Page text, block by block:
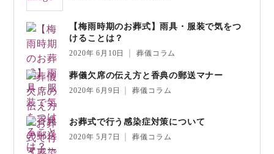
【梅雨時期のお葬式】雨具・服装で気をつ
けることは？
2020年 6月10日 葬儀コラム
葬儀欠席の伝え方と香典の郵送マナー
2020年 6月9日 葬儀コラム
お葬式で行う感染症対策について
2020年 5月7日 葬儀コラム